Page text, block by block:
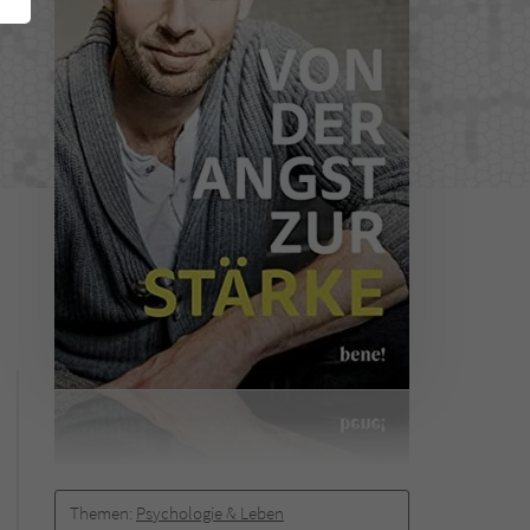
Themen: Psychologie & Leben